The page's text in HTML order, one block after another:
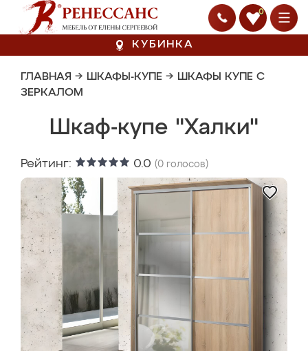
0
КУБИНКА
ГЛАВНАЯ → ШКАФЫ-КУПЕ → ШКАФЫ КУПЕ С
ЗЕРКАЛОМ
Шкаф-купе "Халки"
Рейтинг: 0.0 (0 голосов)